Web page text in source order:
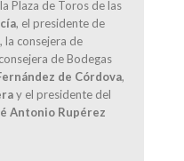
Plaza de Toros de las
, el presidente de
, la consejera de
de Bodegas
de Córdova,
y el presidente del
Antonio Rupérez